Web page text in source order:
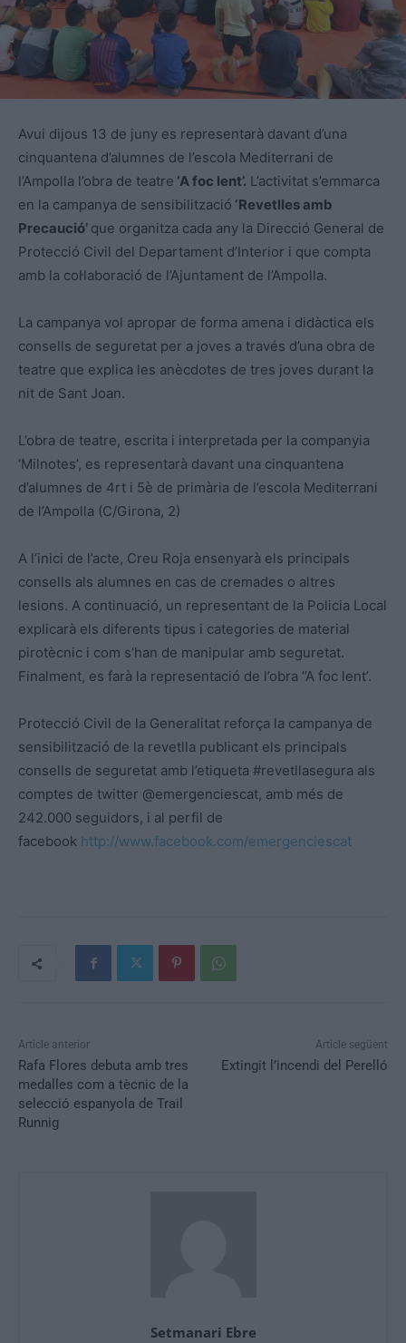
Avui dijous 13 de juny es representarà davant d’una
cinquantena d’alumnes de l’escola Mediterrani de
l’Ampolla l’obra de teatre ‘A foc lent’. L’activitat s’emmarca
en la campanya de sensibilització ‘Revetlles amb
Precaució’ que organitza cada any la Direcció General de
Protecció Civil del Departament d’Interior i que compta
amb la col·laboració de l’Ajuntament de l’Ampolla.
La campanya vol apropar de forma amena i didàctica els
consells de seguretat per a joves a través d’una obra de
teatre que explica les anècdotes de tres joves durant la
nit de Sant Joan.
L’obra de teatre, escrita i interpretada per la companyia
‘Milnotes’, es representarà davant una cinquantena
d’alumnes de 4rt i 5è de primària de l’escola Mediterrani
de l’Ampolla (C/Girona, 2)
A l’inici de l’acte, Creu Roja ensenyarà els principals
consells als alumnes en cas de cremades o altres
lesions. A continuació, un representant de la Policia Local
explicarà els diferents tipus i categories de material
pirotècnic i com s’han de manipular amb seguretat.
Finalment, es farà la representació de l’obra ’’A foc lent’.
Protecció Civil de la Generalitat reforça la campanya de
sensibilització de la revetlla publicant els principals
consells de seguretat amb l’etiqueta #revetllasegura als
comptes de twitter @emergenciescat, amb més de
242.000 seguidors, i al perfil de
facebook http://www.facebook.com/emergenciescat
Article anterior
Rafa Flores debuta amb tres
medalles com a tècnic de la
selecció espanyola de Trail
Runnig
Article següent
Extingit l’incendi del Perelló
Setmanari Ebre